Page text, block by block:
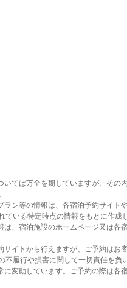
いては万全を期していますが、その
ラン等の情報は、各宿泊予約サイト
いる特定時点の情報をもとに作成
は、宿泊施設のホームページ又は各
イトから行えますが、ご予約はお
履行や損害に関して一切責任を負
変動しています。ご予約の際は各